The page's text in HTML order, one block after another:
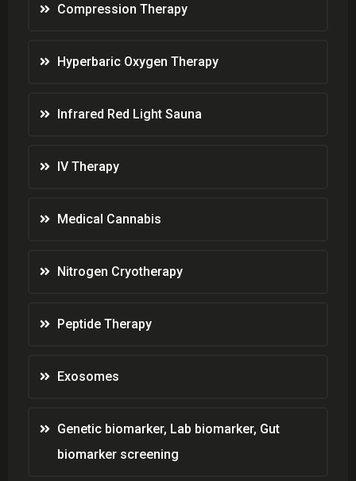
Compression Therapy
Hyperbaric Oxygen Therapy
Infrared Red Light Sauna
IV Therapy
Medical Cannabis
Nitrogen Cryotherapy
Peptide Therapy
Exosomes
Genetic biomarker, Lab biomarker, Gut
biomarker screening